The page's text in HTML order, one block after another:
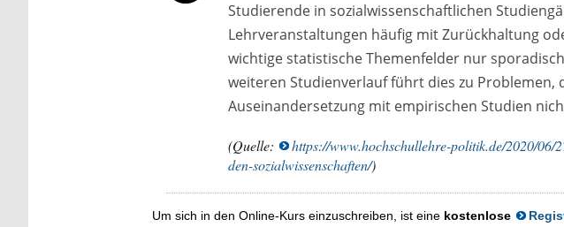
Studierende in sozialwissenschaftlichen
Lehrveranstaltungen häufig mit Zurückhaltung
wichtige statistische Themenfelder nur
weiteren Studienverlauf führt dies zu Problemen,
Auseinandersetzung mit empirischen Studien
(Quelle:
https://www.hochschullehre-politik.de/2020/
den-sozialwissenschaften/)
Um sich in den Online-Kurs einzuschreiben, ist eine kostenlose